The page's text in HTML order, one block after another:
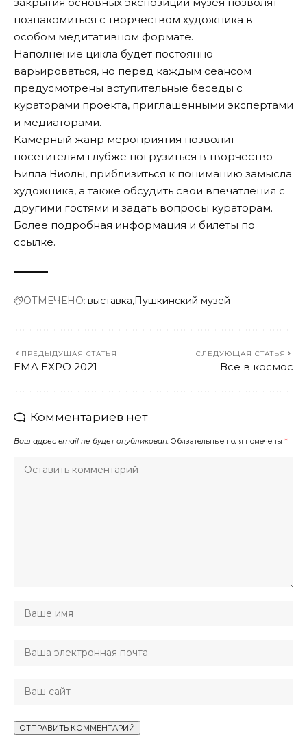
познакомиться с творчеством художника в
особом медитативном формате.
Наполнение цикла будет постоянно
варьироваться, но перед каждым сеансом
предусмотрены вступительные беседы с
кураторами проекта, приглашенными экспертами
и медиаторами.
Камерный жанр мероприятия позволит
посетителям глубже погрузиться в творчество
Билла Виолы, приблизиться к пониманию замысла
художника, а также обсудить свои впечатления с
другими гостями и задать вопросы кураторам.
Более подробная информация и билеты по
ссылке.
ОТМЕЧЕНО: выставка Пушкинский музей
ПРЕДЫДУЩАЯ СТАТЬЯ
EMA EXPO 2021
СЛЕДУЮЩАЯ СТАТЬЯ
Все в космос
Комментариев нет
Ваш адрес email не будет опубликован. Обязательные поля помечены *